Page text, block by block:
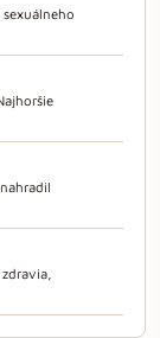
sexuálneho